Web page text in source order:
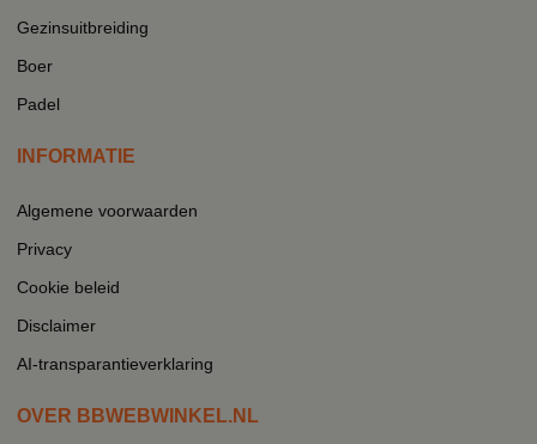
Gezinsuitbreiding
Boer
Padel
INFORMATIE
Algemene voorwaarden
Privacy
Cookie beleid
Disclaimer
AI-transparantieverklaring
OVER BBWEBWINKEL.NL